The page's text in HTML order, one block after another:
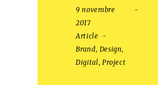
9 novembre
2017
Article
Brand, Design,
Digital, Project